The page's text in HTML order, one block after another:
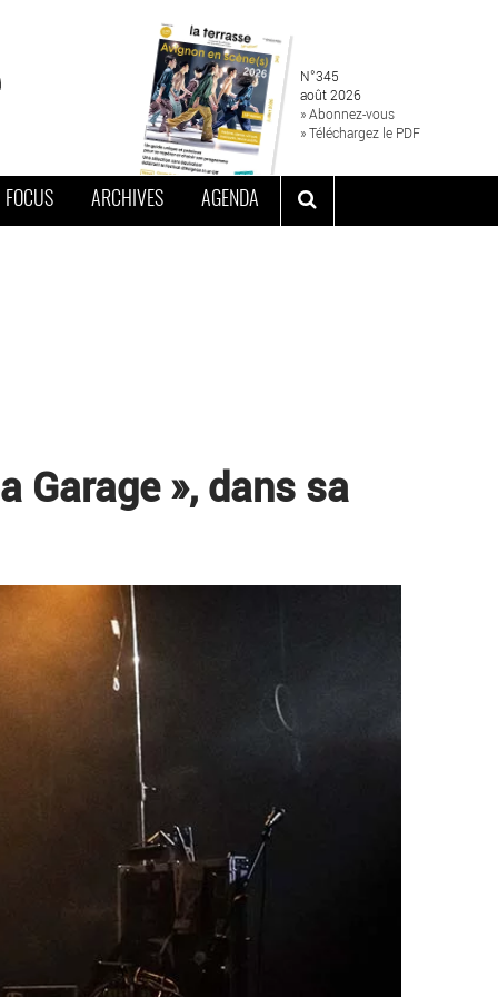
N°345
août 2026
» Abonnez-vous
» Téléchargez le PDF
FOCUS ARCHIVES AGENDA
Garage », dans sa